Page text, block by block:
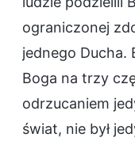
ograniczonej
jednego Ducha.
Boga na trzy
odrzucaniem
świat, nie był